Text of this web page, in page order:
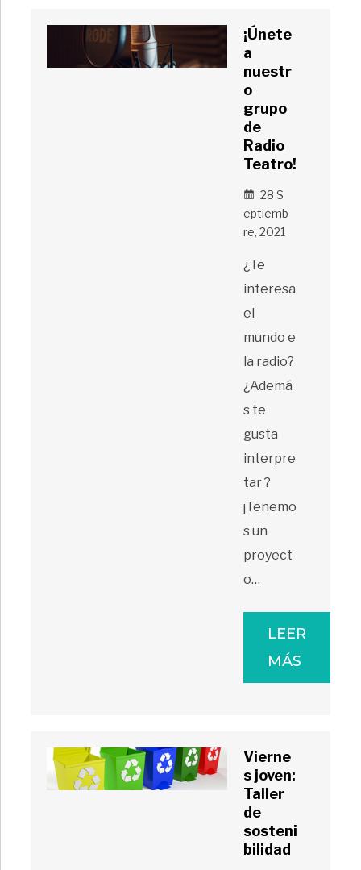
¡Únete
a
nuestr
o
grupo
de
Radio
Teatro!
28 S
Eptiemb
Re, 2021
¿Te
interesa
el
mundo e
la radio?
¿Ademá
s te
gusta
interpre
tar ?
¡Tenemo
s un
proyect
o…
LEER
MÁS
Vierne
s joven:
Taller
de
sosteni
bilidad